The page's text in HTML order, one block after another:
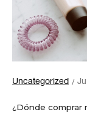
Uncategorized
¿Dónde comprar